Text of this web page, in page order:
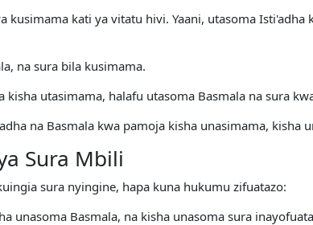
kusimama kati ya vitatu hivi. Yaani, utasoma
na sura bila kusimama.
kisha utasimama, halafu utasoma Basmala na sura
na Basmala kwa pamoja kisha unasimama, kisha
Sura Mbili
sura nyingine, hapa kuna hukumu zifuatazo:
unasoma Basmala, na kisha unasoma sura